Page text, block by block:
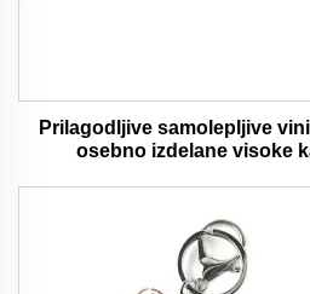
Prilagodljive samolepljive
osebno izdelane visoke